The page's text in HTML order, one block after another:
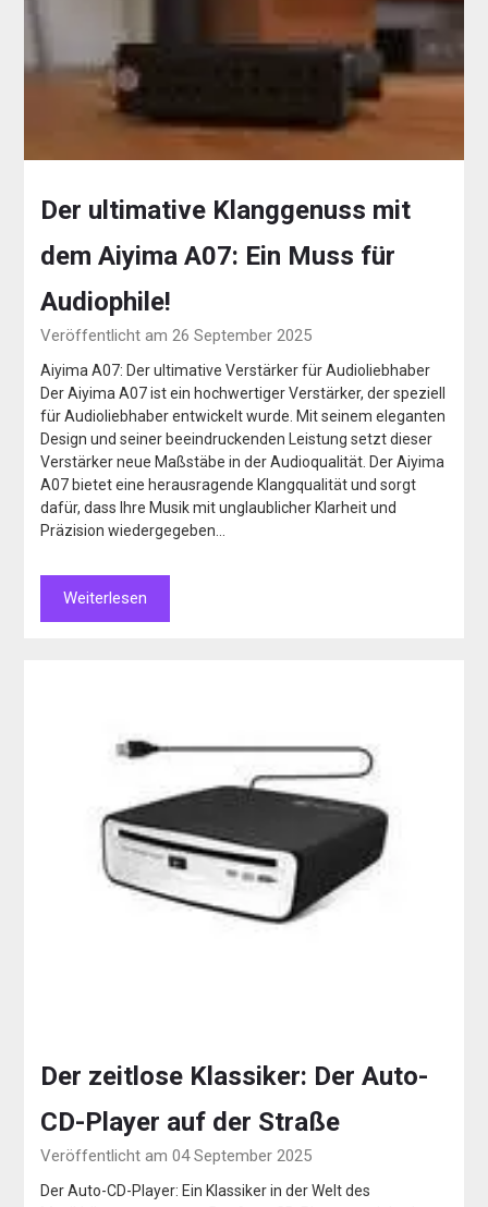
Der ultimative Klanggenuss mit
dem Aiyima A07: Ein Muss für
Audiophile!
Veröffentlicht am 26 September 2025
Aiyima A07: Der ultimative Verstärker für Audioliebhaber
Der Aiyima A07 ist ein hochwertiger Verstärker, der speziell
für Audioliebhaber entwickelt wurde. Mit seinem eleganten
Design und seiner beeindruckenden Leistung setzt dieser
Verstärker neue Maßstäbe in der Audioqualität. Der Aiyima
A07 bietet eine herausragende Klangqualität und sorgt
dafür, dass Ihre Musik mit unglaublicher Klarheit und
Präzision wiedergegeben…
Weiterlesen
Der zeitlose Klassiker: Der Auto-
CD-Player auf der Straße
Veröffentlicht am 04 September 2025
Der Auto-CD-Player: Ein Klassiker in der Welt des